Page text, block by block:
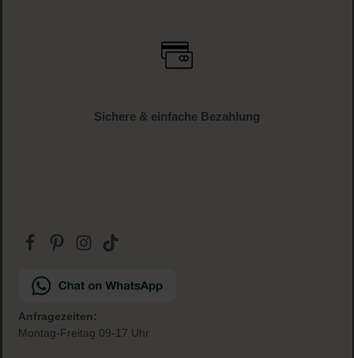
Sichere & einfache Bezahlung
Anfragezeiten:
Montag-Freitag 09-17 Uhr